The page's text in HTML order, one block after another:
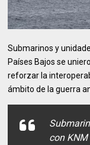
Submarinos y
Países Bajos se
reforzar la
ámbito de la guerra
con KNM